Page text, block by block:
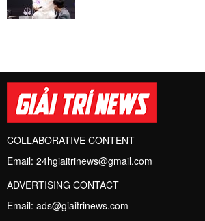
COLLABORATIVE CONTENT
Email: 24hgiaitrinews@gmail.com
ADVERTISING CONTACT
Email: ads@giaitrinews.com